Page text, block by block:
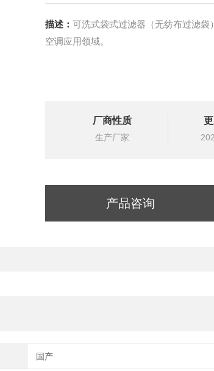
描述： 可洗式袋式过滤器（无纺布过滤
空调应用领域。
厂商性质
生产厂家
产品咨询
国产